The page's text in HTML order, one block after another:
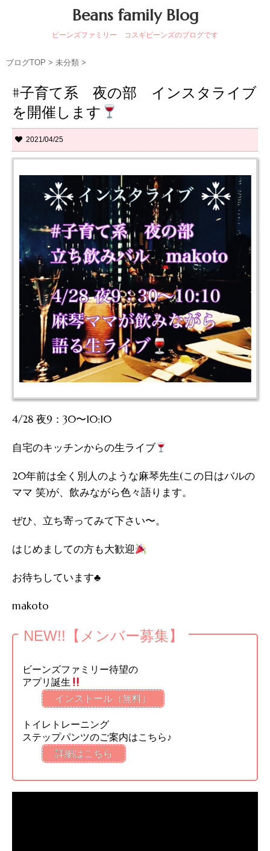
Beans family Blog
ビーンズファミリー コスギビーンズのブログです
ブログTOP > 未分類 >
#子育て系 夜の部 インスタライブ
を開催します
2021/04/25
4/28 夜9：30〜10:10
自宅のキッチンからの生ライブ
20年前は全く別人のような麻琴先生(この日はバルの
ママ 笑)が、飲みながら色々語ります。
ぜひ、立ち寄ってみて下さい〜。
はじめましての方も大歓迎
お待ちしています♣️
makoto
NEW!!【メンバー募集】
ビーンズファミリー待望の
アプリ誕生
インストール（無料）
トイレトレーニング
ステップパンツのご案内はこちら♪
詳細はこちら